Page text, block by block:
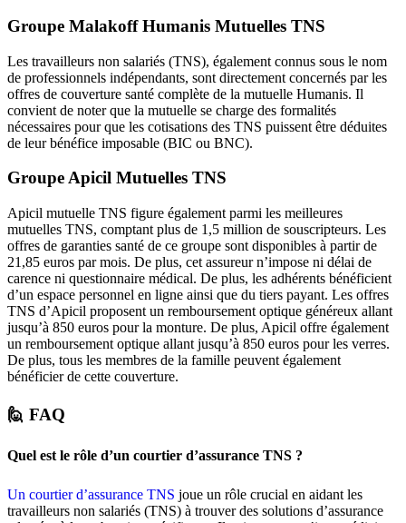
Groupe Malakoff Humanis Mutuelles TNS
Les travailleurs non salariés (TNS), également connus sous le nom
de professionnels indépendants, sont directement concernés par les
offres de couverture santé complète de la mutuelle Humanis. Il
convient de noter que la mutuelle se charge des formalités
nécessaires pour que les cotisations des TNS puissent être déduites
de leur bénéfice imposable (BIC ou BNC).
Groupe Apicil Mutuelles TNS
Apicil mutuelle TNS figure également parmi les meilleures
mutuelles TNS, comptant plus de 1,5 million de souscripteurs. Les
offres de garanties santé de ce groupe sont disponibles à partir de
21,85 euros par mois. De plus, cet assureur n’impose ni délai de
carence ni questionnaire médical. De plus, les adhérents bénéficient
d’un espace personnel en ligne ainsi que du tiers payant. Les offres
TNS d’Apicil proposent un remboursement optique généreux allant
jusqu’à 850 euros pour la monture. De plus, Apicil offre également
un remboursement optique allant jusqu’à 850 euros pour les verres.
De plus, tous les membres de la famille peuvent également
bénéficier de cette couverture.
🙋 FAQ
Quel est le rôle d’un courtier d’assurance TNS ?
Un courtier d’assurance TNS joue un rôle crucial en aidant les
travailleurs non salariés (TNS) à trouver des solutions d’assurance